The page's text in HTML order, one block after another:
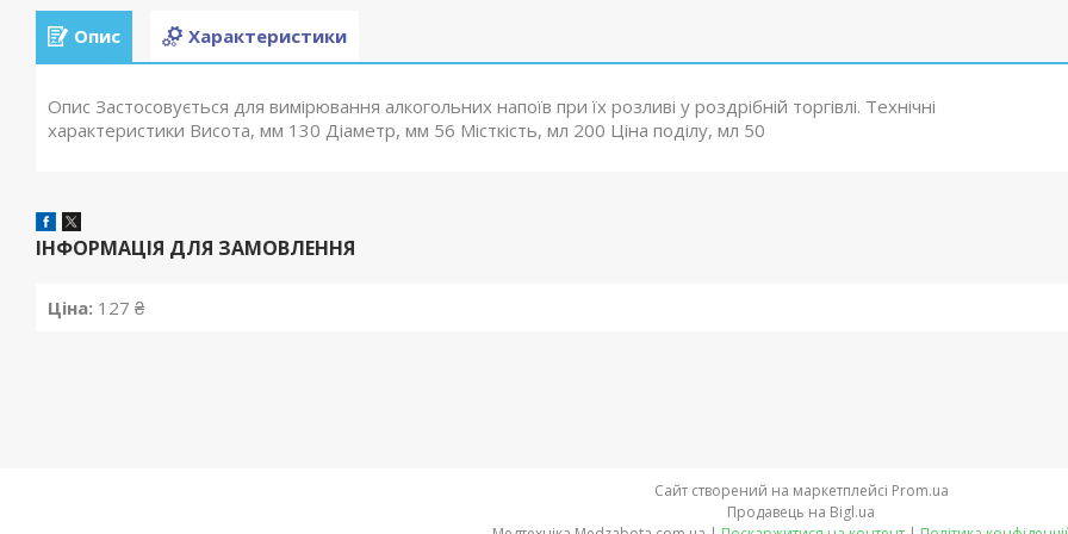
Опис Характеристики
Опис Застосовується для вимірювання алкогольних напоїв при їх розливі у роздрібній торгівлі. Технічні
характеристики Висота, мм 130 Діаметр, мм 56 Місткість, мл 200 Ціна поділу, мл 50
ІНФОРМАЦІЯ ДЛЯ ЗАМОВЛЕННЯ
Ціна: 127 ₴
Сайт створений на маркетплейсі Prom.ua
Продавець на Bigl.ua